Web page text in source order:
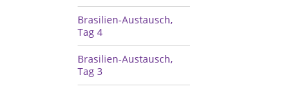
Brasilien-Austausch,
Tag 4
Brasilien-Austausch,
Tag 3